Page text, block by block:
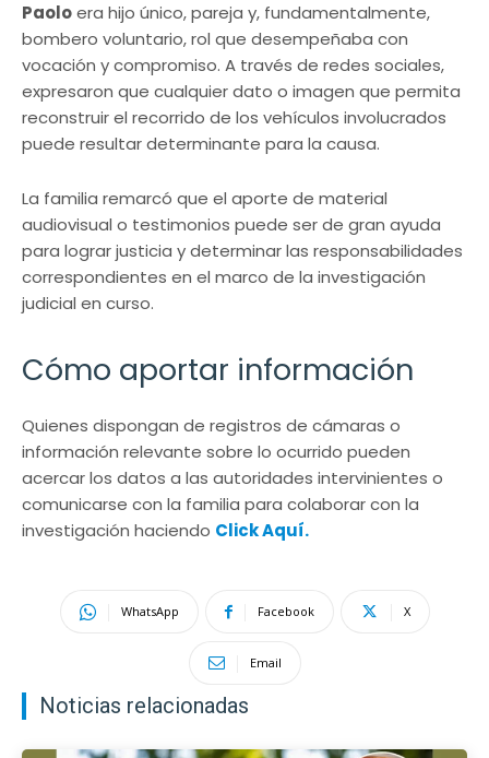
Paoloera hijo único, pareja y, fundamentalmente,
bombero voluntario, rol que desempeñaba con
vocación y compromiso. A través de redes sociales,
expresaron que cualquier dato o imagen que permita
reconstruir el recorrido de los vehículos involucrados
puede resultar determinante para la causa.
La familia remarcó que el aporte de material
audiovisual o testimonios puede ser de gran ayuda
para lograr justicia y determinar las responsabilidades
correspondientes en el marco de la investigación
judicial en curso.
Cómo aportar información
Quienes dispongan de registros de cámaras o
información relevante sobre lo ocurrido pueden
acercar los datos a las autoridades intervinientes o
comunicarse con la familia para colaborar con la
investigación haciendo Click Aquí.
WhatsApp Facebook X
Email
Noticias relacionadas